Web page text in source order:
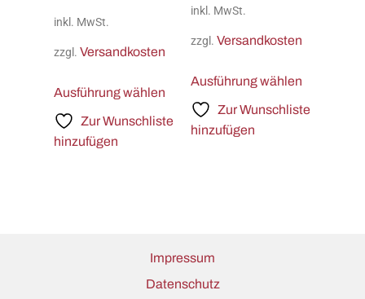
inkl. MwSt.
zzgl. Versandkosten
Ausführung wählen
Zur Wunschliste
hinzufügen
inkl. MwSt.
zzgl. Versandkosten
Ausführung wählen
Zur Wunschliste
hinzufügen
Impressum
Datenschutz